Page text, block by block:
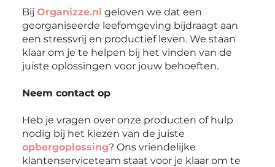
Bij Organizze.nl geloven we dat een
georganiseerde leefomgeving bijdraagt aan
een stressvrij en productief leven. We staan
klaar om je te helpen bij het vinden van de
juiste oplossingen voor jouw behoeften.
Neem contact op
Heb je vragen over onze producten of hulp
nodig bij het kiezen van de juiste
opbergoplossing? Ons vriendelijke
klantenserviceteam staat voor je klaar om te